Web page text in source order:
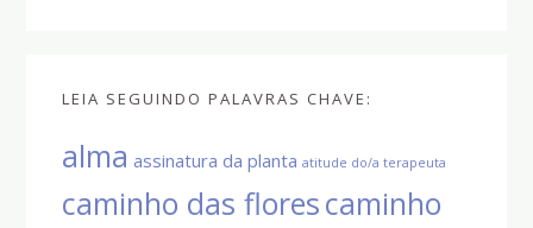
LEIA SEGUINDO PALAVRAS CHAVE:
alma assinatura da planta atitude do/a terapeuta
caminho das florescaminho